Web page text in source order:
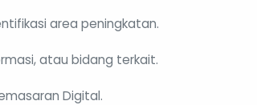
area peningkatan.
atau bidang terkait.
Digital.